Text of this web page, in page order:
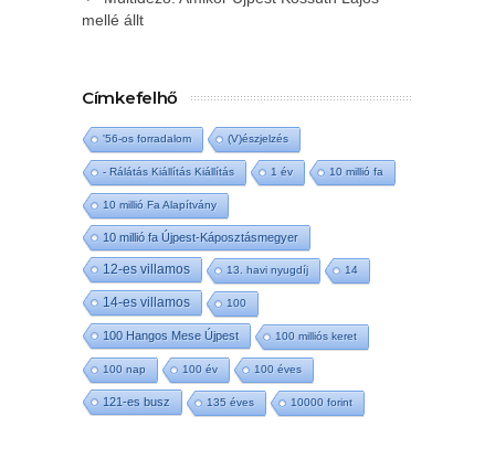
mellé állt
Címkefelhő
'56-os forradalom (V)észjelzés
- Rálátás Kiállítás Kiállítás 1 év 10 millió fa
10 millió Fa Alapítvány
10 millió fa Újpest-Káposztásmegyer
12-es villamos 13. havi nyugdíj 14
14-es villamos 100
100 Hangos Mese Újpest 100 milliós keret
100 nap 100 év 100 éves
121-es busz 135 éves 10000 forint